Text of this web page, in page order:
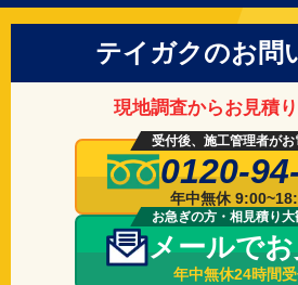
テイガクのお問
現地調査からお見積
受付後、施工管理者がお
0120-
年中無休
お急ぎの方・相見積り大
メールで
年中無休24時間